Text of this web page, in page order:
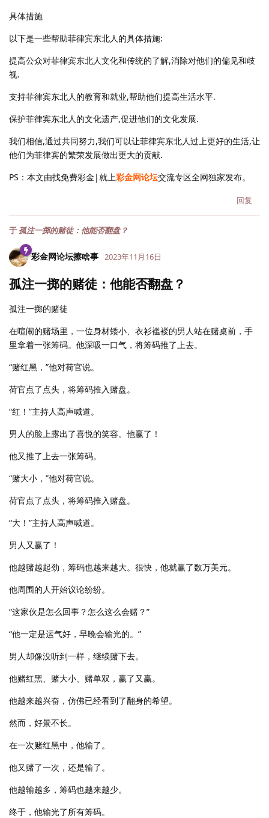
具体措施
以下是一些帮助菲律宾东北人的具体措施:
提高公众对菲律宾东北人文化和传统的了解,消除对他们的偏见和歧
视.
支持菲律宾东北人的教育和就业,帮助他们提高生活水平.
保护菲律宾东北人的文化遗产,促进他们的文化发展.
我们相信,通过共同努力,我们可以让菲律宾东北人过上更好的生活,让
他们为菲律宾的繁荣发展做出更大的贡献.
PS：本文由找免费彩金|就上彩金网论坛交流专区全网独家发布。
回复
于 孤注一掷的赌徒：他能否翻盘？
彩金网论坛擦啥事 2023年11月16日
孤注一掷的赌徒：他能否翻盘？
孤注一掷的赌徒
在喧闹的赌场里，一位身材矮小、衣衫褴褛的男人站在赌桌前，手
里拿着一张筹码。他深吸一口气，将筹码推了上去。
“赌红黑，”他对荷官说。
荷官点了点头，将筹码推入赌盘。
“红！”主持人高声喊道。
男人的脸上露出了喜悦的笑容。他赢了！
他又推了上去一张筹码。
“赌大小，”他对荷官说。
荷官点了点头，将筹码推入赌盘。
“大！”主持人高声喊道。
男人又赢了！
他越赌越起劲，筹码也越来越大。很快，他就赢了数万美元。
他周围的人开始议论纷纷。
“这家伙是怎么回事？怎么这么会赌？”
“他一定是运气好，早晚会输光的。”
男人却像没听到一样，继续赌下去。
他赌红黑、赌大小、赌单双，赢了又赢。
他越来越兴奋，仿佛已经看到了翻身的希望。
然而，好景不长。
在一次赌红黑中，他输了。
他又赌了一次，还是输了。
他越输越多，筹码也越来越少。
终于，他输光了所有筹码。